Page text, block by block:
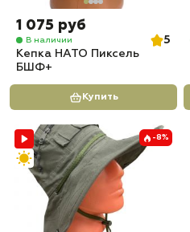
1 075 руб
В наличии
5
Кепка НАТО Пиксель
БШФ+
Купить
-8%